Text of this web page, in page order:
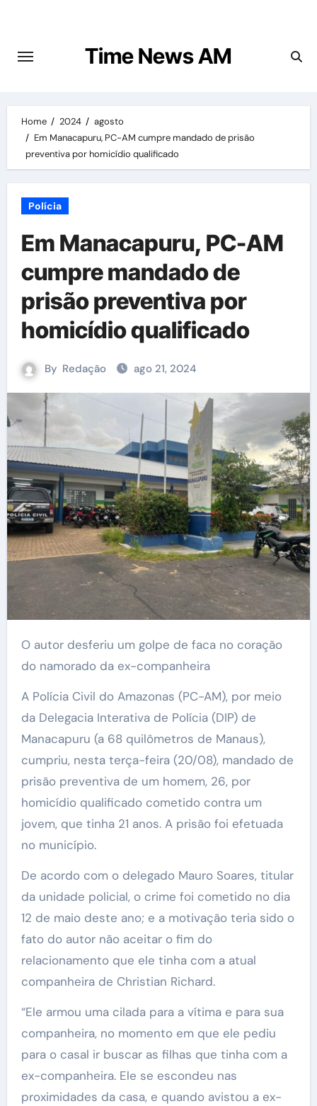
content
Time News AM
Home 2024
agosto
Em Manacapuru, PC-AM cumpre mandado de prisão
preventiva por homicídio qualificado
Polícia
Em Manacapuru, PC-AM
cumpre mandado de
prisão preventiva por
homicídio qualificado
By Redação ago 21, 2024
O autor desferiu um golpe de faca no coração
do namorado da ex-companheira
A Polícia Civil do Amazonas (PC-AM), por meio
da Delegacia Interativa de Polícia (DIP) de
Manacapuru (a 68 quilômetros de Manaus),
cumpriu, nesta terça-feira (20/08), mandado de
prisão preventiva de um homem, 26, por
homicídio qualificado cometido contra um
jovem, que tinha 21 anos. A prisão foi efetuada
no município.
De acordo com o delegado Mauro Soares, titular
da unidade policial, o crime foi cometido no dia
12 de maio deste ano; e a motivação teria sido o
fato do autor não aceitar o fim do
relacionamento que ele tinha com a atual
companheira de Christian Richard.
“Ele armou uma cilada para a vítima e para sua
companheira, no momento em que ele pediu
para o casal ir buscar as filhas que tinha com a
ex-companheira. Ele se escondeu nas
proximidades da casa, e quando avistou a ex-